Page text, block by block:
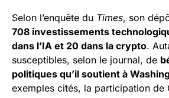
Selon l’enquête du Times, son
708 investissements
dans l’IA et 20 dans la crypto.
susceptibles, selon le journal, de
politiques qu’il soutient à
exemples cités, la participation de